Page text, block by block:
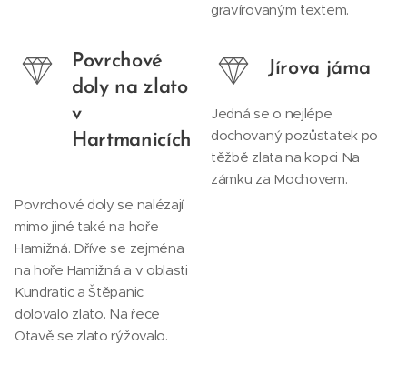
gravírovaným textem.
Povrchové
doly na zlato
v
Hartmanicích
Povrchové doly se nalézají
mimo jiné také na hoře
Hamižná. Dříve se zejména
na hoře Hamižná a v oblasti
Kundratic a Štěpanic
dolovalo zlato. Na řece
Otavě se zlato rýžovalo.
Jírova jáma
Jedná se o nejlépe
dochovaný pozůstatek po
těžbě zlata na kopci Na
zámku za Mochovem.